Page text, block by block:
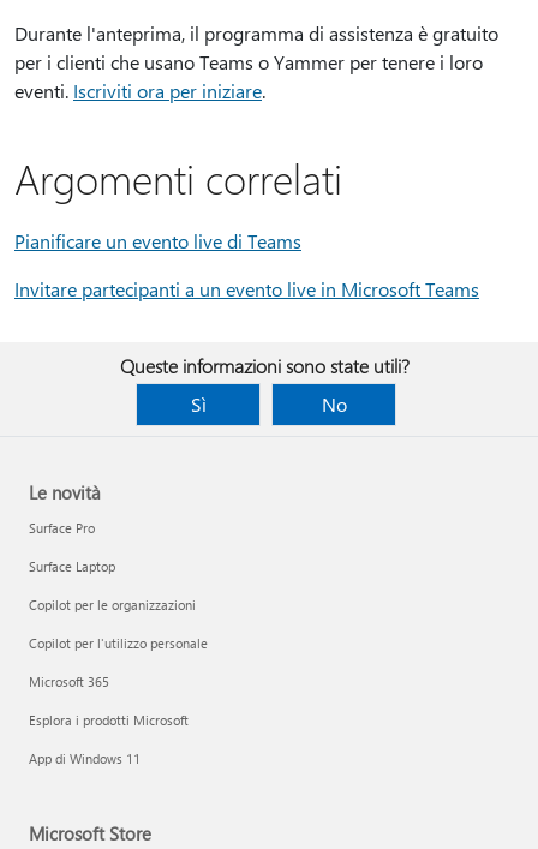
Durante l'anteprima, il programma di assistenza è gratuito
per i clienti che usano Teams o Yammer per tenere i loro
eventi. Iscriviti ora per iniziare.
Argomenti correlati
Pianificare un evento live di Teams
Invitare partecipanti a un evento live in Microsoft Teams
Queste informazioni sono state utili?
Sì
No
Le novità
Surface Pro
Surface Laptop
Copilot per le organizzazioni
Copilot per l'utilizzo personale
Microsoft 365
Esplora i prodotti Microsoft
App di Windows 11
Microsoft Store